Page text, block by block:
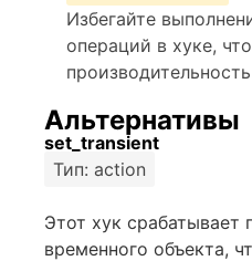
Избегайте
операций в хуке,
Альтернативы
set_transient
Тип: action
Этот хук срабатывает
временного объекта,